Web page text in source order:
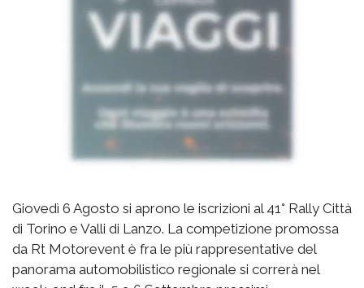
Giovedì 6 Agosto si aprono le iscrizioni al 41° Rally Città
di Torino e Valli di Lanzo. La competizione promossa
da Rt Motorevent è fra le più rappresentative del
panorama automobilistico regionale si correrà nel